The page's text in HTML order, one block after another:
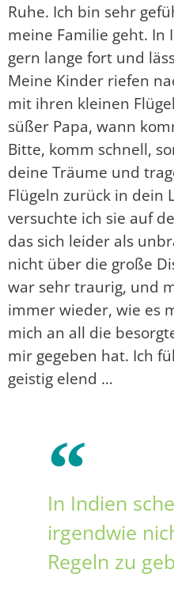
Ruhe. Ich bin sehr
meine Familie geht.
gern lange fort und
Meine Kinder riefen
mit ihren kleinen
süßer Papa, wann
Bitte, komm schnell,
deine Träume und
Flügeln zurück in dein
versuchte ich sie auf
das sich leider als
nicht über die große
war sehr traurig, und
immer wieder, wie es
mich an all die
mir gegeben hat. Ich
geistig elend …
In Indien
irgendwie
Regeln zu